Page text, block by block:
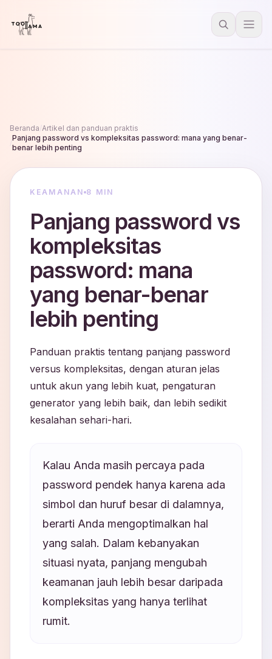
Beranda Artikel dan panduan praktis
Panjang password vs kompleksitas password: mana yang benar-
benar lebih penting
KEAMANAN 8 MIN
Panjang password vs
kompleksitas
password: mana
yang benar-benar
lebih penting
Panduan praktis tentang panjang password
versus kompleksitas, dengan aturan jelas
untuk akun yang lebih kuat, pengaturan
generator yang lebih baik, dan lebih sedikit
kesalahan sehari-hari.
Kalau Anda masih percaya pada
password pendek hanya karena ada
simbol dan huruf besar di dalamnya,
berarti Anda mengoptimalkan hal
yang salah. Dalam kebanyakan
situasi nyata, panjang mengubah
keamanan jauh lebih besar daripada
kompleksitas yang hanya terlihat
rumit.